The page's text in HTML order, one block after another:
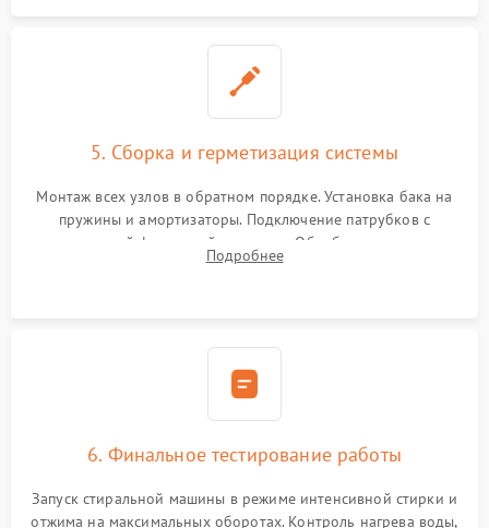
5. Сборка и герметизация системы
Монтаж всех узлов в обратном порядке. Установка бака на
пружины и амортизаторы. Подключение патрубков с
надежной фиксацией хомутами. Обработка стыков
герметиком для предотвращения возможных протечек воды.
Подробнее
6. Финальное тестирование работы
Запуск стиральной машины в режиме интенсивной стирки и
отжима на максимальных оборотах. Контроль нагрева воды,